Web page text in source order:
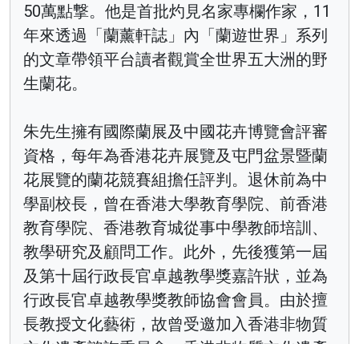
50萬點撃。他是首批灼見名家專欄作家，11
年來透過「蘭薰軒誌」內「蘭遊世界」系列
的文章帶領平台讀者觀賞全世界五大洲的野
生蘭花。
朱先生擁有國際蘭展及中國花卉博覽會評審
資格，每年為香港花卉展覽及屯門盆景暨蘭
花展覽的蘭花競賽組擔任評判。退休前為中
學副校長，曾在香港大學教育學院、前香港
教育學院、香港教育城從事中學教師培訓、
教學研究及顧問工作。此外，先後獲第一屆
及第十屆行政長官卓越教學獎嘉許狀，並為
行政長官卓越教學獎教師協會會員。由於擅
長教授文化藝術，故曾受邀加入香港非物質